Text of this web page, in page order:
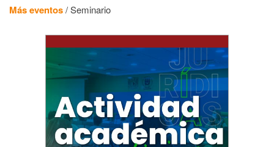
Más eventos/Seminario